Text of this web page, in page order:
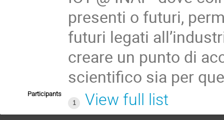
presenti o futuri,
futuri legati
creare un punto di
scientifico sia per
Participants
1
View full list